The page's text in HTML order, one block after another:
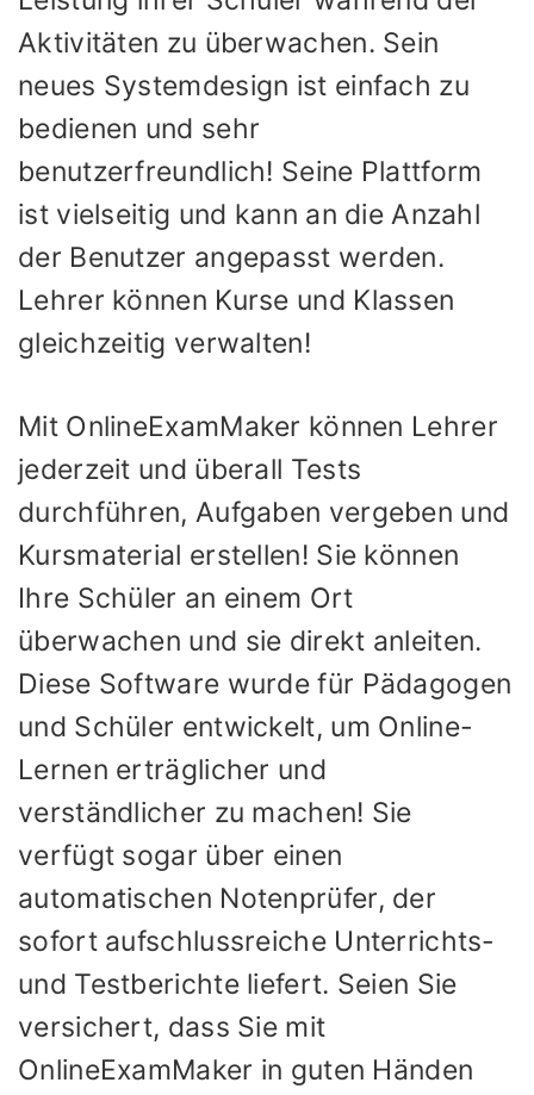
Aktivitäten zu überwachen. Sein
neues Systemdesign ist einfach zu
bedienen und sehr
benutzerfreundlich! Seine Plattform
ist vielseitig und kann an die Anzahl
der Benutzer angepasst werden.
Lehrer können Kurse und Klassen
gleichzeitig verwalten!
Mit OnlineExamMaker können Lehrer
jederzeit und überall Tests
durchführen, Aufgaben vergeben und
Kursmaterial erstellen! Sie können
Ihre Schüler an einem Ort
überwachen und sie direkt anleiten.
Diese Software wurde für Pädagogen
und Schüler entwickelt, um Online-
Lernen erträglicher und
verständlicher zu machen! Sie
verfügt sogar über einen
automatischen Notenprüfer, der
sofort aufschlussreiche Unterrichts-
und Testberichte liefert. Seien Sie
versichert, dass Sie mit
OnlineExamMaker in guten Händen